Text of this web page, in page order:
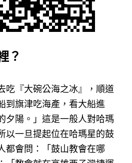
？
吃『大碗公海之冰』，順道
到旗津吃海產，看大船進
夕陽。」這是一般人對哈瑪
以一旦提起位在哈瑪星的鼓
都會問：「鼓山教會在哪